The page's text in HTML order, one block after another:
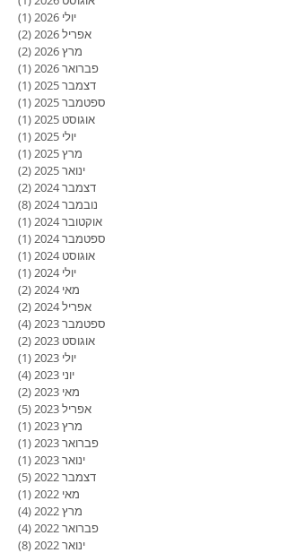
יולי 2026
(1)
אפריל 2026
(2)
מרץ 2026
(2)
פברואר 2026
(1)
דצמבר 2025
(1)
ספטמבר 2025
(1)
אוגוסט 2025
(1)
יולי 2025
(1)
מרץ 2025
(1)
ינואר 2025
(2)
דצמבר 2024
(2)
נובמבר 2024
(8)
אוקטובר 2024
(1)
ספטמבר 2024
(1)
אוגוסט 2024
(1)
יולי 2024
(1)
מאי 2024
(2)
אפריל 2024
(2)
ספטמבר 2023
(4)
אוגוסט 2023
(2)
יולי 2023
(1)
יוני 2023
(4)
מאי 2023
(2)
אפריל 2023
(5)
מרץ 2023
(1)
פברואר 2023
(1)
ינואר 2023
(1)
דצמבר 2022
(5)
מאי 2022
(1)
מרץ 2022
(4)
פברואר 2022
(4)
ינואר 2022
(8)